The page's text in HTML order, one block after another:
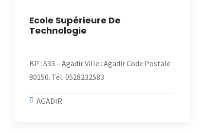
Ecole Supérieure De
Technologie
BP : S33 – Agadir Ville : Agadir Code Postale :
80150. Tél: 0528232583
AGADIR